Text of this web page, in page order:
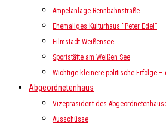
Ampelanlage Rennbahnstraße
Ehemaliges Kulturhaus “Peter Edel”
Filmstadt Weißensee
Sportstätte am Weißen See
Wichtige kleinere politische Erfolge –
Abgeordnetenhaus
Vizepräsident des
Ausschüsse